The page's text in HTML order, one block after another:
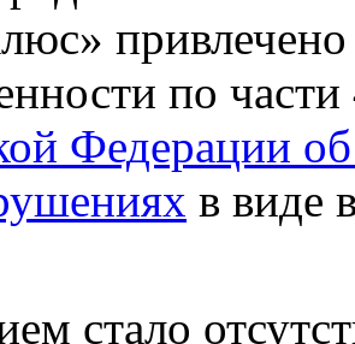
по
Федерации
в виде
стало